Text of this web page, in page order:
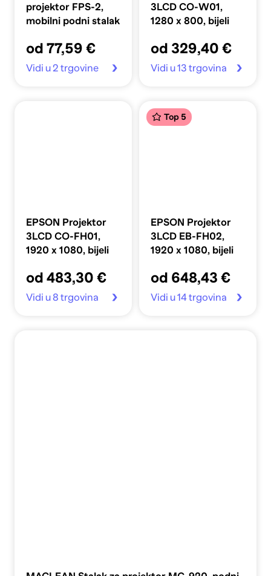
projektor FPS-2,
mobilni podni stalak
od 77,59 €
Vidi u 2 trgovine
3LCD CO-W01,
1280 x 800, bijeli
od 329,40 €
Vidi u 13 trgovina
EPSON Projektor
3LCD CO-FH01,
1920 x 1080, bijeli
od 483,30 €
Vidi u 8 trgovina
Top 5
EPSON Projektor
3LCD EB-FH02,
1920 x 1080, bijeli
od 648,43 €
Vidi u 14 trgovina